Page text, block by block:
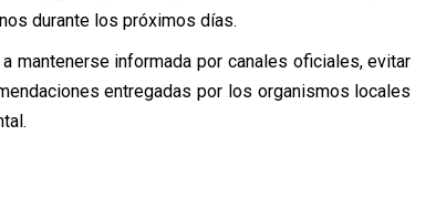
durante los próximos días.
mantenerse informada por canales oficiales, evitar
entregadas por los organismos locales